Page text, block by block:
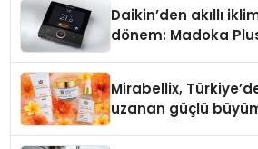
Daikin’den akıllı
dönem: Madoka
Mirabellix,
uzanan güçlü